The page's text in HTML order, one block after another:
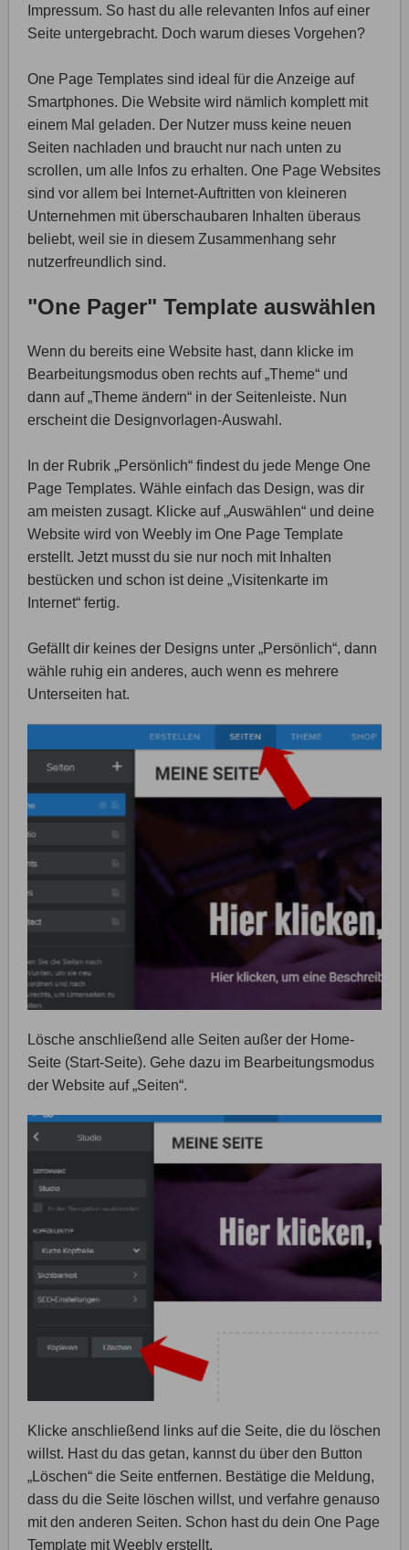
Impressum. So hast du alle relevanten Infos auf einer
Seite untergebracht. Doch warum dieses Vorgehen?
One Page Templates sind ideal für die Anzeige auf
Smartphones. Die Website wird nämlich komplett mit
einem Mal geladen. Der Nutzer muss keine neuen
Seiten nachladen und braucht nur nach unten zu
scrollen, um alle Infos zu erhalten. One Page Websites
sind vor allem bei Internet-Auftritten von kleineren
Unternehmen mit überschaubaren Inhalten überaus
beliebt, weil sie in diesem Zusammenhang sehr
nutzerfreundlich sind.
"One Pager" Template auswählen
Wenn du bereits eine Website hast, dann klicke im
Bearbeitungsmodus oben rechts auf „Theme“ und
dann auf „Theme ändern“ in der Seitenleiste. Nun
erscheint die Designvorlagen-Auswahl.
In der Rubrik „Persönlich“ findest du jede Menge One
Page Templates. Wähle einfach das Design, was dir
am meisten zusagt. Klicke auf „Auswählen“ und deine
Website wird von Weebly im One Page Template
erstellt. Jetzt musst du sie nur noch mit Inhalten
bestücken und schon ist deine „Visitenkarte im
Internet“ fertig.
Gefällt dir keines der Designs unter „Persönlich“, dann
wähle ruhig ein anderes, auch wenn es mehrere
Unterseiten hat.
Lösche anschließend alle Seiten außer der Home-
Seite (Start-Seite). Gehe dazu im Bearbeitungsmodus
der Website auf „Seiten“.
Klicke anschließend links auf die Seite, die du löschen
willst. Hast du das getan, kannst du über den Button
„Löschen“ die Seite entfernen. Bestätige die Meldung,
dass du die Seite löschen willst, und verfahre genauso
mit den anderen Seiten. Schon hast du dein One Page
Template mit Weebly erstellt.